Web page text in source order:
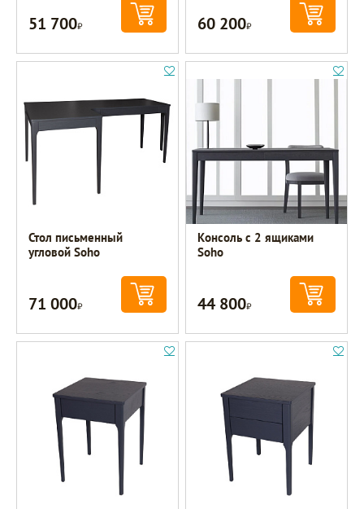
51 700Р 60 200Р
Стол письменный
угловой Soho
71 000Р
Консоль с 2 ящиками
Soho
44 800Р